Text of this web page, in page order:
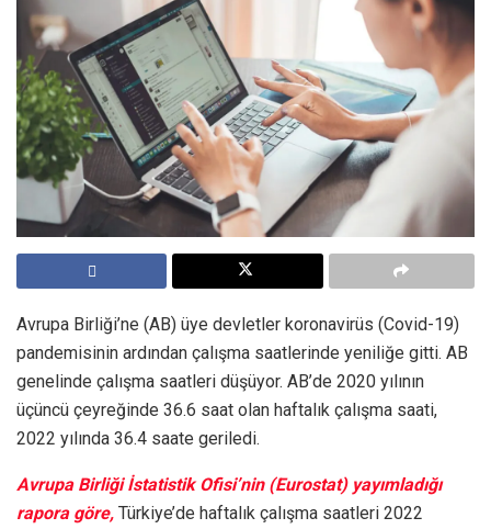
Avrupa Birliği’ne (AB) üye devletler koronavirüs (Covid-19)
pandemisinin ardından çalışma saatlerinde yeniliğe gitti. AB
genelinde çalışma saatleri düşüyor. AB’de 2020 yılının
üçüncü çeyreğinde 36.6 saat olan haftalık çalışma saati,
2022 yılında 36.4 saate geriledi.
Avrupa Birliği İstatistik Ofisi’nin (Eurostat) yayımladığı
rapora göre, Türkiye’de haftalık çalışma saatleri 2022